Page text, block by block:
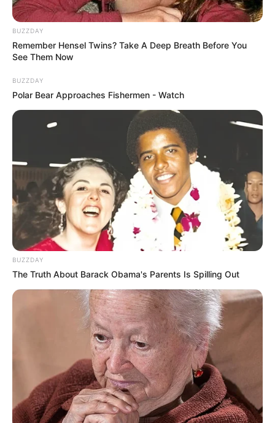
INSPIRASI
Seger Banget, 10 Jenis
Semangka dengan Berbagai
Corak dan Bentuk
Penulis:mira | 21 Juli 2022
tersendiri. Tak hanya keindahan yang bisa dinikmati, tapi juga
cuaca yang super panas.
Apalagi jika musim panas tiba, siang hari terasa lebih terik
sehingga badan terasa berkeringat dan ingin mandi setiap hari.
Tak hanya badan, tapi juga tenggorokan yang butuh asupan yang
segar-segar.
Salah satu buah yang bisa memulihkam dahaga adalah semangka
yang mengandung banyak air dan memiliki rasa manis yang
BUZZDAY
Remember Hensel Twins? Take A Deep Breath Before You
See Them Now
BUZZDAY
Polar Bear Approaches Fishermen - Watch
BUZZDAY
The Truth About Barack Obama's Parents Is Spilling Out